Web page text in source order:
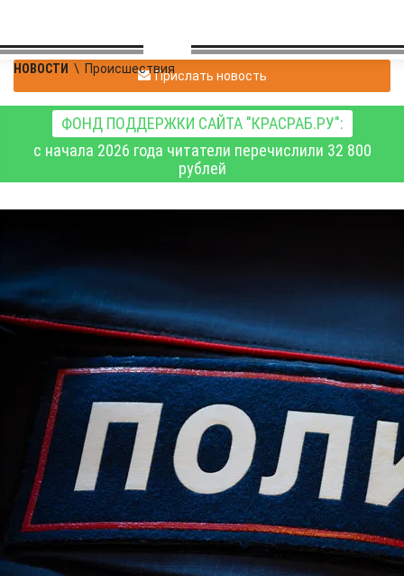
НОВОСТИ \ ПроисшествияПрислать новость
ФОНД ПОДДЕРЖКИ САЙТА "КРАСРАБ.РУ":
с начала 2026 года читатели перечислили 32 800
рублей
похитила квартиру
участницы Великой
Отечественной войны
Происшествия
11.06.2026 12:15
344